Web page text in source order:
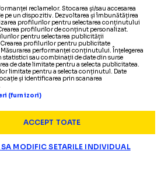
reclamelor. Stocarea și/sau accesarea
pe un dispozitiv. Dezvoltarea și îmbunătățirea
profilurilor pentru selectarea conținutului
profilurilor de conținut personalizat.
pentru selectarea publicității
profilurilor pentru publicitate
performanței conținutului. Înțelegerea
sau combinații de date din surse
de date limitate pentru a selecta publicitatea.
limitate pentru a selecta conținutul. Date
și identificarea prin scanarea
(furnizori)
ACCEPT TOATE
MODIFIC SETARILE INDIVIDUAL